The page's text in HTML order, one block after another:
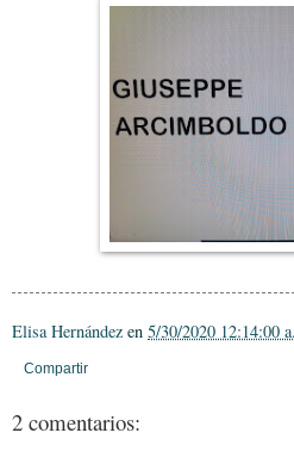
Elisa Hernández en 5/30/2020 12:14:00
Compartir
2 comentarios: